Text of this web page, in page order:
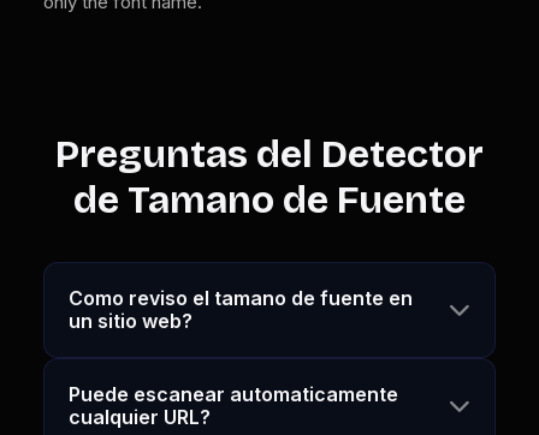
Preguntas del Detector
de Tamano de Fuente
Como reviso el tamano de fuente en
un sitio web?
Puede escanear automaticamente
cualquier URL?